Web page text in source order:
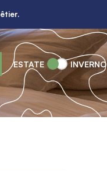
ESTATE INVERNO